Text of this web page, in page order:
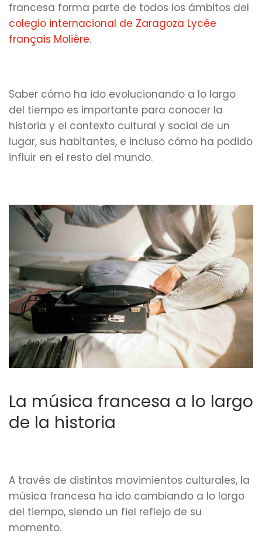
francesa forma parte de todos los ámbitos del
colegio internacional de Zaragoza Lycée
français Molière.
Saber cómo ha ido evolucionando a lo largo
del tiempo es importante para conocer la
historia y el contexto cultural y social de un
lugar, sus habitantes, e incluso cómo ha podido
influir en el resto del mundo.
La música francesa a lo largo
de la historia
A través de distintos movimientos culturales, la
música francesa ha ido cambiando a lo largo
del tiempo, siendo un fiel reflejo de su
momento.